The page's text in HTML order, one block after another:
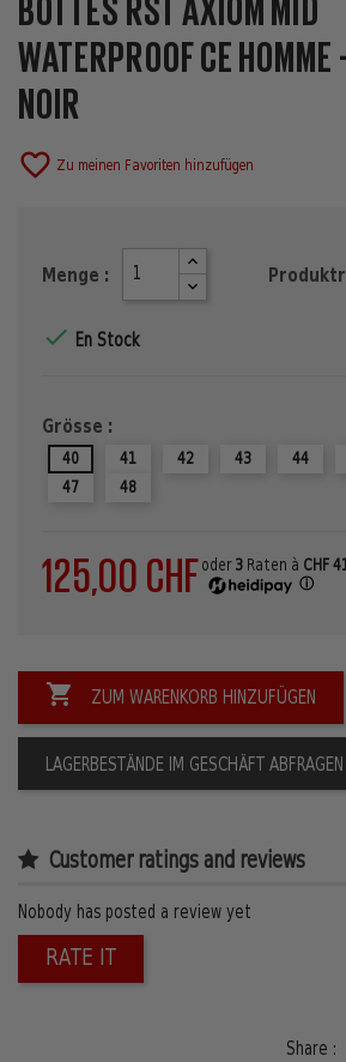
WATERPROOF CE HOMME -
NOIR
favorite_border Zu meinen Favoriten hinzufügen
Menge :
 ZUM WARENKORB HINZUFÜGEN
 En Stock
Grösse :
40 41 42 43 44
47
48
125,00 CHF oder 3Raten à CHF
ⓘ
LAGERBESTÄNDE IM GESCHÄFT ABFRAGEN
Customer ratings and reviews
Nobody has posted a review yet
RATE IT
Share :